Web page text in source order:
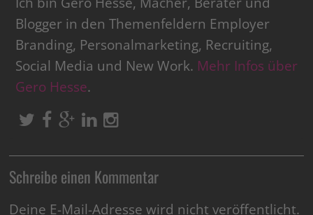
Blogger in den Themenfeldern Employer
Branding, Personalmarketing, Recruiting,
Social Media und New Work. Mehr Infos über
Gero Hesse.
Schreibe einen Kommentar
Deine E-Mail-Adresse wird nicht veröffentlicht.